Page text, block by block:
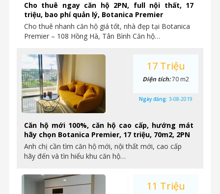
Cho thuê ngay căn hộ 2PN, full nội thất, 17
triệu, bao phí quản lý, Botanica Premier
Cho thuê nhanh căn hộ giá tốt, nhà đẹp tại Botanica
Premier – 108 Hồng Hà, Tân Bình Căn hộ…
Căn hộ mới 100%, căn hộ cao cấp, hướng mát
hãy chọn Botanica Premier, 17 triệu, 70m2, 2PN
Anh chị cần tìm căn hộ mới, nội thất mới, cao cấp
hãy đến và tìn hiểu khu căn hộ…
17 Triệu
Diện tích:70 m2
Ngày đăng: 3-08-2019
11 Triệu